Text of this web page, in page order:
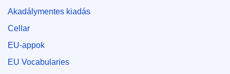
Akadálymentes kiadás
Cellar
EU-appok
EU Vocabularies